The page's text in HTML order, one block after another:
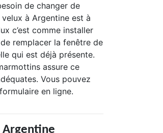
de changer de
à Argentine est à
c’est comme installer
remplacer la fenêtre de
qui est déjà présente.
assure ce
Vous pouvez
en ligne.
Argentine